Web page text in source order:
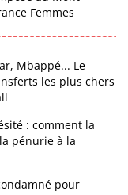
Femmes
Mbappé... Le
les plus chers
: comment la
pénurie à la
pour